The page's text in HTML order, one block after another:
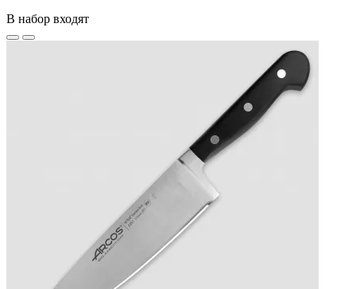
В набор входят